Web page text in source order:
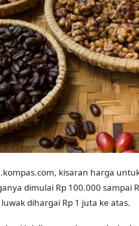
kisaran harga
dimulai Rp 100.000 sampai
dihargai Rp 1 juta ke atas.